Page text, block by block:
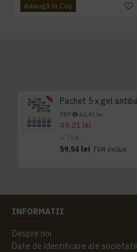
Adaugă în Coş
PRP 66,43 lei
49,21 lei
+ TVA
59,54 lei TVA inclus
INFORMATII
Despre noi
Date de identificare ale societatii